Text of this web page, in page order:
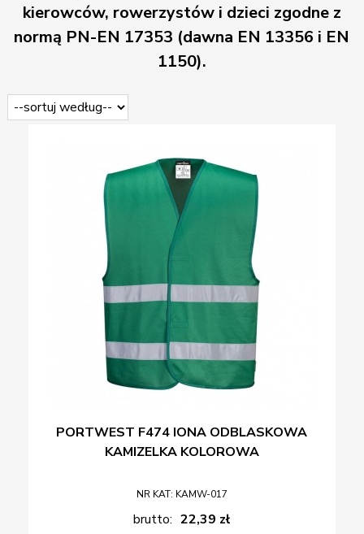
kierowców, rowerzystów i dzieci zgodne z
normą PN-EN 17353 (dawna EN 13356 i EN
1150).
PORTWEST F474 IONA ODBLASKOWA
KAMIZELKA KOLOROWA
NR KAT: KAMW-017
brutto: 22,39 zł